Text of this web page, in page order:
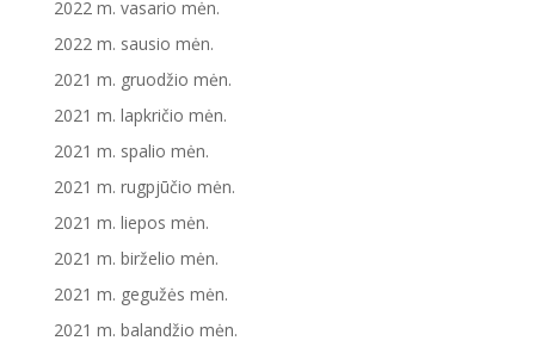
2022 m. vasario mėn.
2022 m. sausio mėn.
2021 m. gruodžio mėn.
2021 m. lapkričio mėn.
2021 m. spalio mėn.
2021 m. rugpjūčio mėn.
2021 m. liepos mėn.
2021 m. birželio mėn.
2021 m. gegužės mėn.
2021 m. balandžio mėn.